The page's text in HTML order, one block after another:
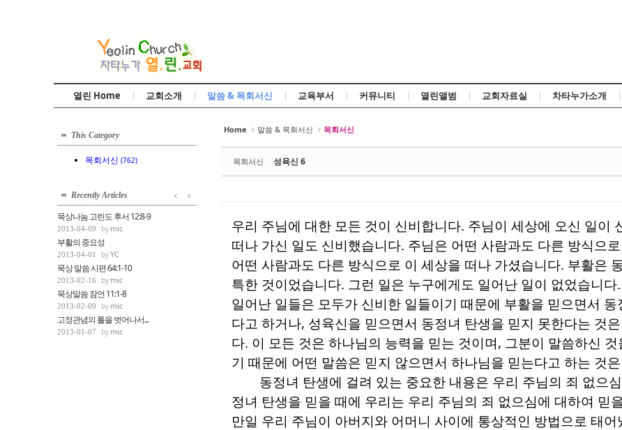
열린 Home 교회소개 말씀 & 목회서신 교육부서 커뮤니티 열린앨범 교회자료실 차타누가소개
Home 말씀 & 목회서신 목회서신
목회서신 성육신 6
우리 주님에 대한 모든 것이 신비합니다. 주님이 세상에 오신 일이
떠나 가신 일도 신비했습니다. 주님은 어떤 사람과도 다른 방식으
어떤 사람과도 다른 방식으로 이 세상을 떠나 가셨습니다. 부활은
특한 것이었습니다. 그런 일은 누구에게도 일어난 일이 없었습니다.
일어난 일들은 모두가 신비한 일들이기 때문에 부활을 믿으면서
다고 하거나, 성육신을 믿으면서 동정녀 탄생을 믿지 못한다는 것
다. 이 모든 것은 하나님의 능력을 믿는 것이며, 그분이 말씀하신
기 때문에 어떤 말씀은 믿지 않으면서 하나님을 믿는다고 하는 것
동정녀 탄생에 걸려 있는 중요한 내용은 우리 주님의 죄 없으
정녀 탄생을 믿을 때에 우리는 우리 주님의 죄 없으심에 대하여 믿
만일 우리 주님이 아버지와 어머니 사이에 통상적인 방법으로 태
This Category
목회서신 (762)
Recently Articles
묵상나눔 고린도 후서 12:8-9
2013-04-09 mic
부활의 중요성
2013-04-01 YC
묵상 말씀 시편 64:1-10
2013-02-16 mic
묵상말씀 잠언 11:1-8
2013-02-09 mic
고정관념의 틀을 벗어나서...
2013-01-07 mic
Sketchbook5, 스케치북5
Sketchbook5, 스케치북5